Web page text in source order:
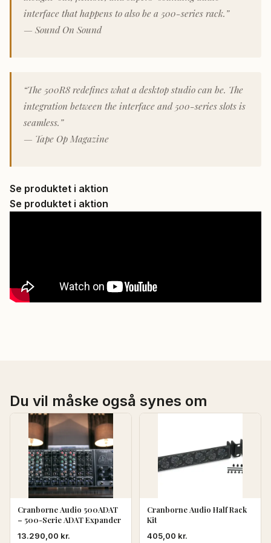
interface that happens to also be a 500-series rack.”
— Sound On Sound
“The 500R8 redefines what a desktop studio can be. The
integration between the interface and 500-series slots is
seamless.”
— Tape Op Magazine
Se produktet i aktion
Se produktet i aktion
Du vil måske også synes om
Cranborne Audio 500ADAT
– 500-Serie ADAT Expander
13.290,00 kr.
Cranborne Audio Half Rack
Kit
405,00 kr.